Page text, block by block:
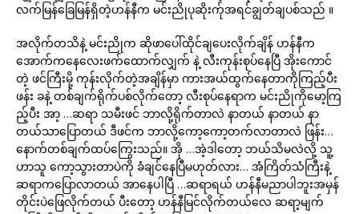
လက်မြန်ခြေမြန်ရှိတဲ့ဟန်နီက မင်းညိုပုဆိုးက်ုအရင်ချွတ်ချပစ်သည် ။
အလိုက်တသိနဲ့ မင်းညိုက ဆိုဖာပေါ်ထိုင်ချပေးလိုက်ချိန် ဟန်နီက
အောက်ကနေလေးဖက်ထောက်လျှက် နဲ့ လီးကုန်းစုပ်နေပြီ အိုးကောင်
တဲ့ ဖင်ကြီးမို့ ကုန်းလိုက်တဲ့အချိန်မှာ ကားအယ်ထွက်နေတာကိုကြည့်ပီး
ဖန်း ခနဲ့ တစ်ချက်ရိုက်ပစ်လိုက်တော့ လီးစုပ်နေရာက မင်းညိုကိုမော့ကြ
ည့်ပီး အာ့ …ဆရာ သမီးဖင် ဘာလို့ရိုက်တာလဲ နာတယ် နာတယ် နာ
တယ်သာပြောတယ် ဒီဖင်က ဘာလို့ကော့ကော့တက်လာတာလဲ ဖြန်း…
နောက်တစ်ချက်ထပ်ကြွေးသည်။ အို …အဲ့ဒါတော့ ဘယ်သိမလဲလို့ သူ့
ဟာသူ ကော့သွားတာပဲကို ခံချင်နေပြီမဟုတ်လား… အံကြိတ်သံကြီးနဲ့
ဆရာကပြောလာတယ် အာနေပါပြီ …ဆရာရယ် ဟန်နီမညာပါဘူးအမှန်
တိုင်းပဲဖြေလိုက်တယ် ပီးတော့ ဟန်နီမြင်လိုက်တယ်လေ ဆရာ့မျက်